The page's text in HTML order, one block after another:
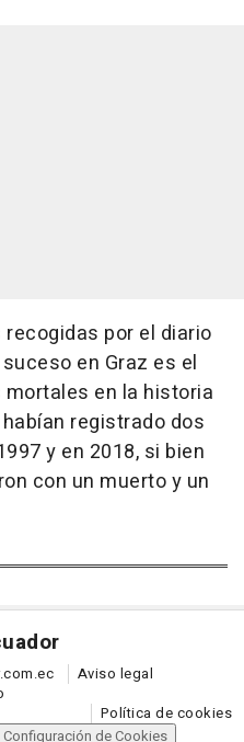
por el diario
en Graz es el
en la historia
registrado dos
y en 2018, si bien
con un muerto y un
Aviso legal
Política de cookies
Configuración de Cookies